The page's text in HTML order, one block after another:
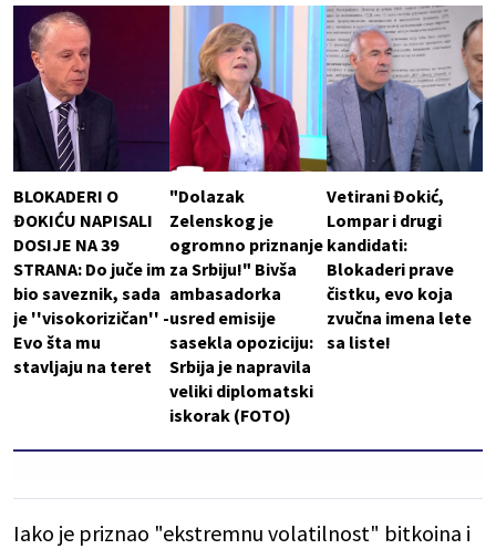
BLOKADERI O
ĐOKIĆU NAPISALI
DOSIJE NA 39
STRANA: Do juče im
bio saveznik, sada
je ''visokorizičan'' -
Evo šta mu
stavljaju na teret
"Dolazak
Zelenskog je
ogromno priznanje
za Srbiju!" Bivša
ambasadorka
usred emisije
sasekla opoziciju:
Srbija je napravila
veliki diplomatski
iskorak (FOTO)
Vetirani Đokić,
Lompar i drugi
kandidati:
Blokaderi prave
čistku, evo koja
zvučna imena lete
sa liste!
Iako je priznao "ekstremnu volatilnost" bitkoina i